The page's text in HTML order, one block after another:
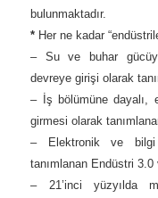
bulunmaktadır.
* Her ne kadar
– Su ve buhar
devreye girişi olarak
– İş bölümüne dayalı,
girmesi olarak
– Elektronik ve bilgi
tanımlanan Endüstri 3.0
– 21’inci yüzyılda